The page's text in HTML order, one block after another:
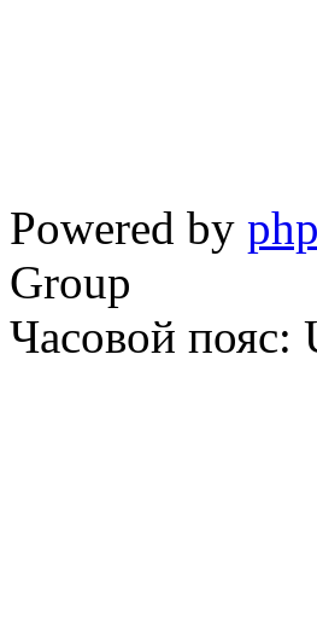
Powered by
Group
Часовой пояс: